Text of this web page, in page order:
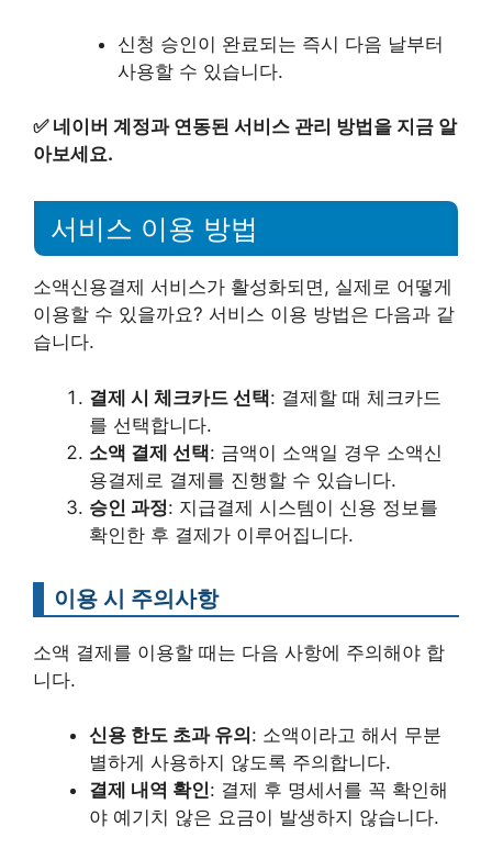
신청 승인이 완료되는 즉시 다음 날부터
사용할 수 있습니다.
✅ 네이버 계정과 연동된 서비스 관리 방법을 지금 알
아보세요.
서비스 이용 방법
소액신용결제 서비스가 활성화되면, 실제로 어떻게
이용할 수 있을까요? 서비스 이용 방법은 다음과 같
습니다.
결제 시 체크카드 선택: 결제할 때 체크카드
를 선택합니다.
소액 결제 선택: 금액이 소액일 경우 소액신
용결제로 결제를 진행할 수 있습니다.
승인 과정: 지급결제 시스템이 신용 정보를
확인한 후 결제가 이루어집니다.
이용 시 주의사항
소액 결제를 이용할 때는 다음 사항에 주의해야 합
니다.
신용 한도 초과 유의 : 소액이라고 해서 무분
별하게 사용하지 않도록 주의합니다.
결제 내역 확인: 결제 후 명세서를 꼭 확인해
야 예기치 않은 요금이 발생하지 않습니다.